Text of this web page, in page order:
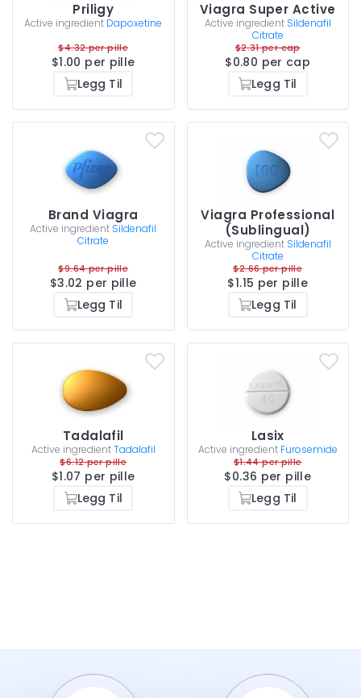
Priligy
Active ingredient Dapoxetine
$4.32 per pille
$1.00 per pille
Legg Til
Viagra Super Active
Active ingredient Sildenafil
Citrate
$2.31 per cap
$0.80 per cap
Legg Til
Brand Viagra
Active ingredient Sildenafil
Citrate
$9.64 per pille
$3.02 per pille
Legg Til
Viagra Professional
(Sublingual)
Active ingredient Sildenafil
Citrate
$2.66 per pille
$1.15 per pille
Legg Til
Tadalafil
Active ingredientTadalafil
$6.12 per pille
$1.07 per pille
Legg Til
Lasix
Active ingredient Furosemide
$1.44 per pille
$0.36 per pille
Legg Til